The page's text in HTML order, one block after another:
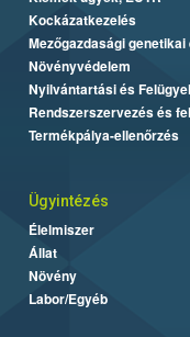
Kockázatkezelés
Mezőgazdasági
Növényvédelem
Nyilvántartási és
Rendszerszervezés és
Termékpálya-ellenőrzés
Ügyintézés
Élelmiszer
Állat
Növény
Labor/Egyéb